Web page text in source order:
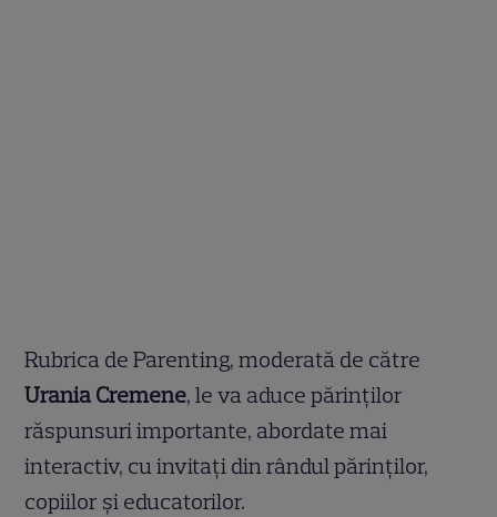
Rubrica de Parenting, moderată de către
Urania Cremene, le va aduce părinţilor
răspunsuri importante, abordate mai
interactiv, cu invitaţi din rândul părinţilor,
copiilor şi educatorilor.